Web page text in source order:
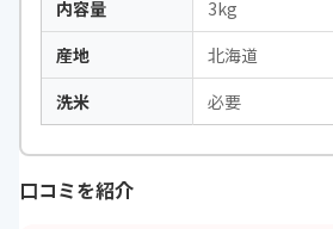
内容量
3kg
産地
北海道
洗米
必要
口コミを紹介